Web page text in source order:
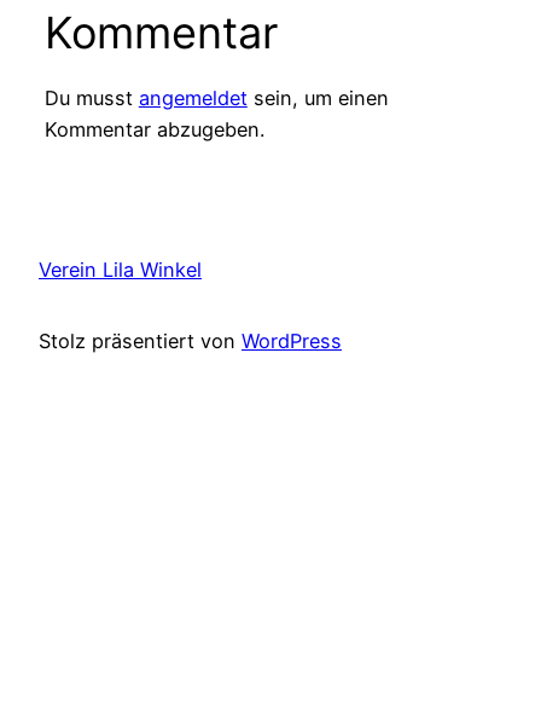
Kommentar
Du musst angemeldetsein, um einen
Kommentar abzugeben.
Verein Lila Winkel
Stolz präsentiert von WordPress